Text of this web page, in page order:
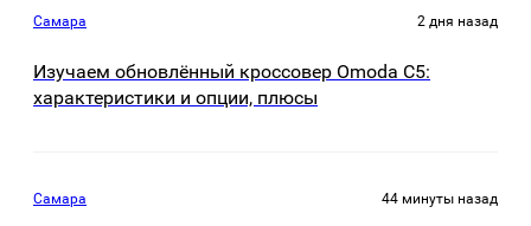
Самара 2 дня назад
Изучаем обновлённый кроссовер Omoda C5:
характеристики и опции, плюсы
Самара 44 минуты назад